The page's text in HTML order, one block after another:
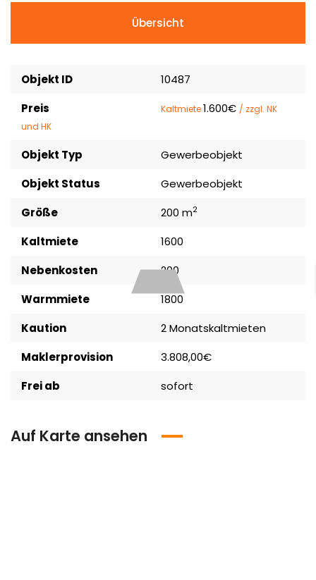
Übersicht
Objekt ID
10487
Preis
Kaltmiete1.600€ / zzgl. NK
und HK
Objekt Typ
Gewerbeobjekt
Objekt Status
Gewerbeobjekt
Größe
200 m2
Kaltmiete
1600
Nebenkosten
200
Warmmiete
1800
Kaution
2 Monatskaltmieten
Maklerprovision
3.808,00€
Frei ab
sofort
Auf Karte ansehen